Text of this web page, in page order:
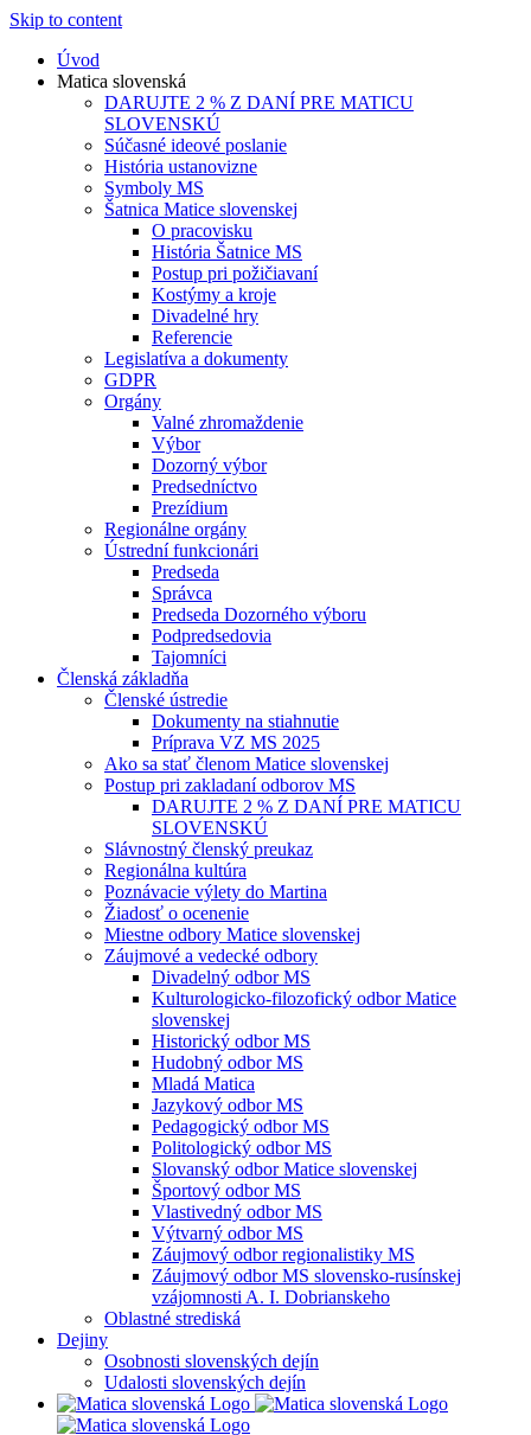
Skip to content
Úvod
Matica slovenská
DARUJTE 2 % Z DANÍ PRE MATICU
SLOVENSKÚ
Súčasné ideové poslanie
História ustanovizne
Symboly MS
Šatnica Matice slovenskej
O pracovisku
História Šatnice MS
Postup pri požičiavaní
Kostýmy a kroje
Divadelné hry
Referencie
Legislatíva a dokumenty
GDPR
Orgány
Valné zhromaždenie
Výbor
Dozorný výbor
Predsedníctvo
Prezídium
Regionálne orgány
Ústrední funkcionári
Predseda
Správca
Predseda Dozorného výboru
Podpredsedovia
Tajomníci
Členská základňa
Členské ústredie
Dokumenty na stiahnutie
Príprava VZ MS 2025
Ako sa stať členom Matice slovenskej
Postup pri zakladaní odborov MS
DARUJTE 2 % Z DANÍ PRE MATICU
SLOVENSKÚ
Slávnostný členský preukaz
Regionálna kultúra
Poznávacie výlety do Martina
Žiadosť o ocenenie
Miestne odbory Matice slovenskej
Záujmové a vedecké odbory
Divadelný odbor MS
Kulturologicko-filozofický odbor Matice
slovenskej
Historický odbor MS
Hudobný odbor MS
Mladá Matica
Jazykový odbor MS
Pedagogický odbor MS
Politologický odbor MS
Slovanský odbor Matice slovenskej
Športový odbor MS
Vlastivedný odbor MS
Výtvarný odbor MS
Záujmový odbor regionalistiky MS
Záujmový odbor MS slovensko-rusínskej
vzájomnosti A. I. Dobrianskeho
Oblastné strediská
Dejiny
Osobnosti slovenských dejín
Udalosti slovenských dejín